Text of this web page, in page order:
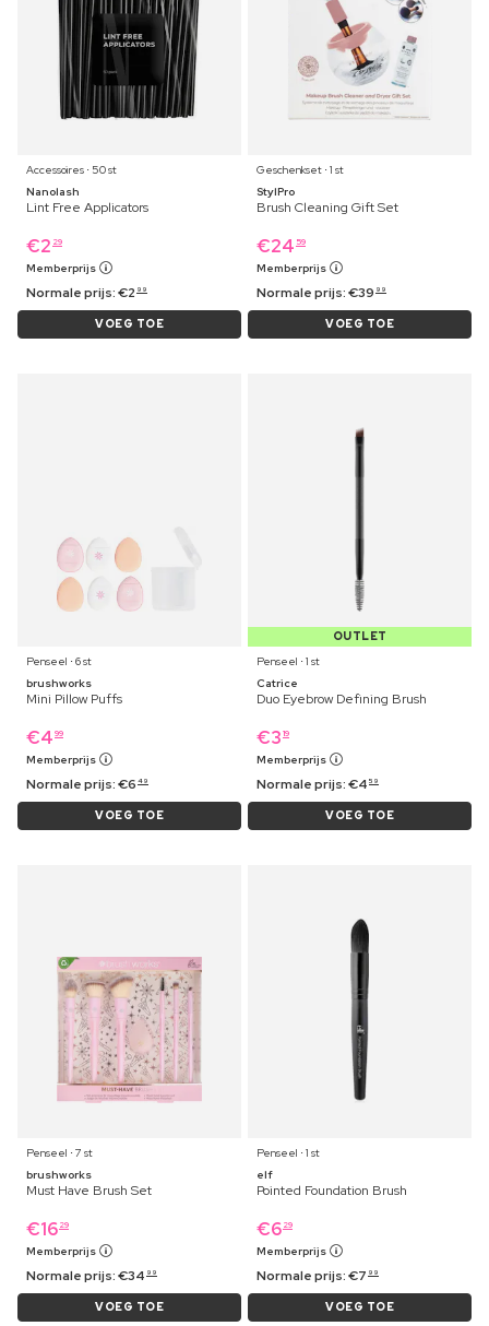
Accessoires ⋅ 50 st
Nanolash
Lint Free Applicators
€2 29
Memberprijs
Normale prijs:€2 99
VOEG TOE
Geschenkset ⋅ 1 st
StylPro
Brush Cleaning Gift Set
€24 59
Memberprijs
Normale prijs:€39 99
VOEG TOE
Penseel ⋅ 6 st
brushworks
Mini Pillow Puffs
€4 99
Memberprijs
Normale prijs:€6 49
VOEG TOE
OUTLET
Penseel ⋅ 1 st
Catrice
Duo Eyebrow Defining Brush
€3 19
Memberprijs
Normale prijs:€4 59
VOEG TOE
Penseel ⋅ 7 st
brushworks
Must Have Brush Set
€16 29
Memberprijs
Normale prijs:€34 99
VOEG TOE
Penseel ⋅ 1 st
elf
Pointed Foundation Brush
€6 29
Memberprijs
Normale prijs:€7 99
VOEG TOE